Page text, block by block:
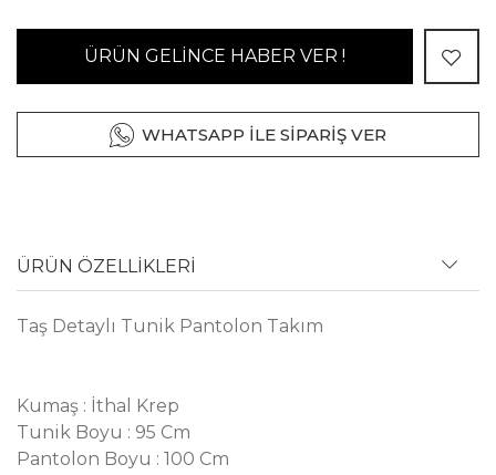
ÜRÜN GELİNCE HABER VER !
WHATSAPP İLE SİPARİŞ VER
ÜRÜN ÖZELLİKLERİ
Taş Detaylı Tunik Pantolon Takım
Kumaş : İthal Krep
Tunik Boyu : 95 Cm
Pantolon Boyu : 100 Cm